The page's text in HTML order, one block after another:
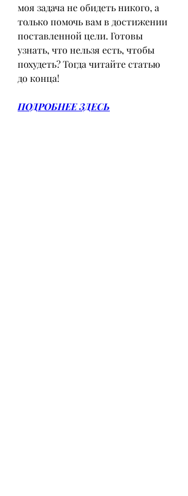
моя задача не обидеть никого, а
только помочь вам в достижении
поставленной цели. Готовы
узнать, что нельзя есть, чтобы
похудеть? Тогда читайте статью
до конца!
ПОДРОБНЕЕ ЗДЕСЬ